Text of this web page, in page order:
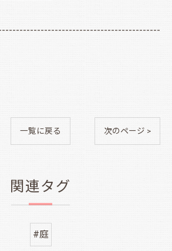
一覧に戻る 次のページ >
関連タグ
#庭